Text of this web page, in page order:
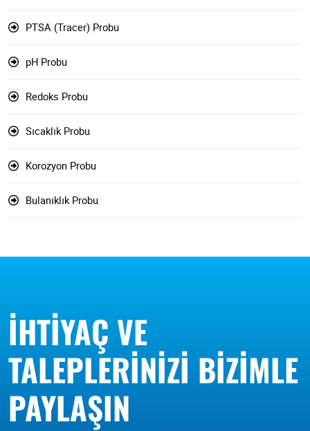
PTSA (Tracer) Probu
pH Probu
Redoks Probu
Sıcaklık Probu
Korozyon Probu
Bulanıklık Probu
İHTIYAÇ VE
TALEPLERINIZI BIZIMLE
PAYLAŞIN